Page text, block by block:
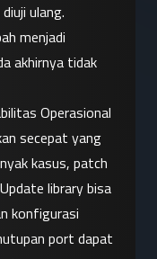
ulang.
menjadi
akhirnya tidak
Operasional
secepat yang
kasus, patch
library bisa
konfigurasi
port dapat